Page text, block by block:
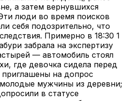
а затем вернувшихся
люди во время поисков
себя подозрительно, что
Примерно в 18:30 1
забрала на экспертизу
— автомобиль стоял
где девочка сидела перед
на допрос
мужчины из деревни;
в статусе